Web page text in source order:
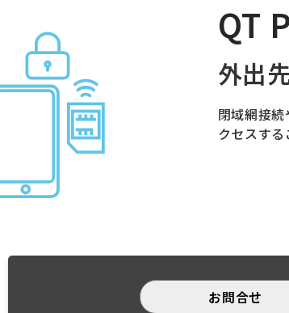
QT
外出
閉域網接
クセスする
お問合せ